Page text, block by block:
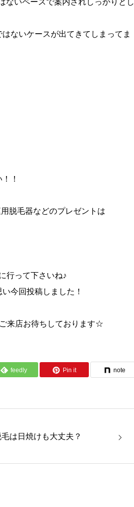
ないペースで案内されしっかりとし
ないケースが出てきてしまってま
！
脱毛器などのプレゼントは
行って下さいね♪
今回投稿しました！
来店お待ちしております☆
feedly Pin it note
は日焼けも大丈夫？